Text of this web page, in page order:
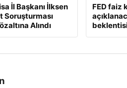
İl Başkanı İlksen
Soruşturması
Alındı
FED faiz